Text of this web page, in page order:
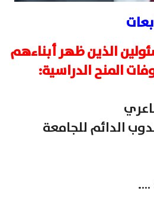
الذين ظهر أبناءهم
المنح الدراسية:
الدائم للجامعة
….